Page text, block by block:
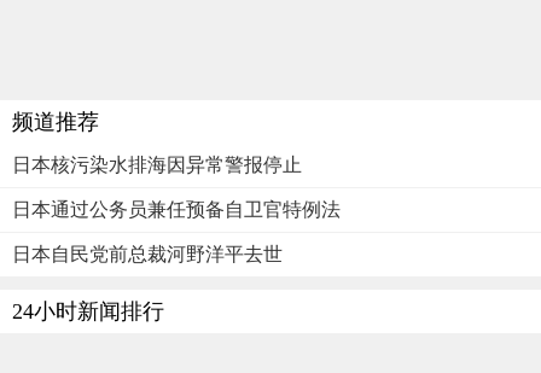
频道推荐
日本核污染水排海因异常警报停止
日本通过公务员兼任预备自卫官特例法
日本自民党前总裁河野洋平去世
24小时新闻排行